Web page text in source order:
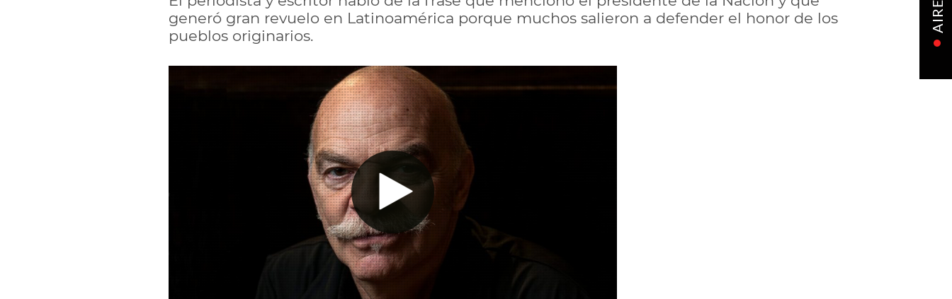
generó gran revuelo en Latinoamérica porque muchos salieron a defender el honor de los
pueblos originarios.
AIRE